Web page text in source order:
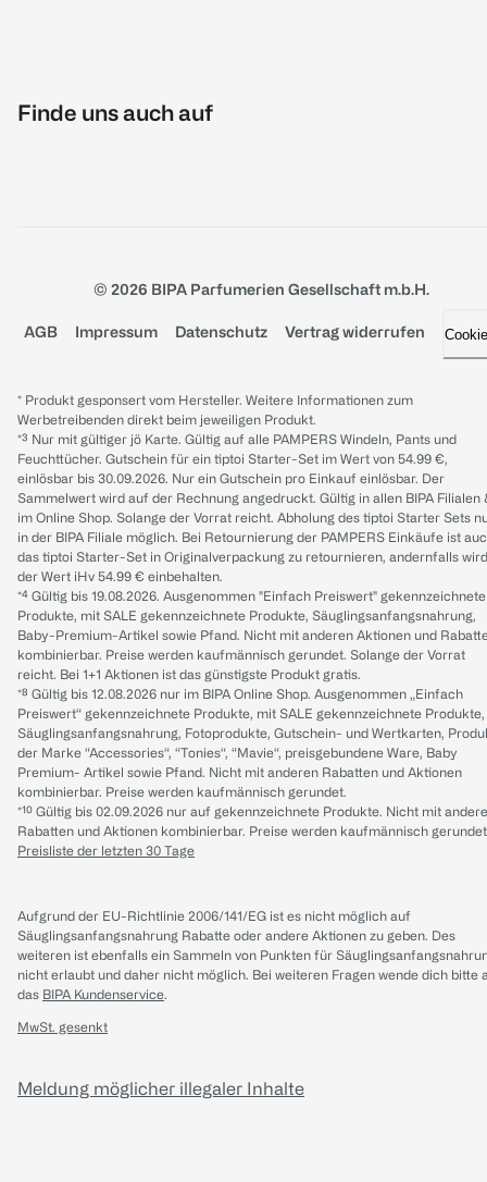
Finde uns auch auf
© 2026 BIPA Parfumerien Gesellschaft m.b.H.
AGB Impressum Datenschutz Vertrag widerrufen
* Produkt gesponsert vom Hersteller. Weitere Informationen zum
Werbetreibenden direkt beim jeweiligen Produkt.
*³ Nur mit gültiger jö Karte. Gültig auf alle PAMPERS Windeln, Pants und
Feuchttücher. Gutschein für ein tiptoi Starter-Set im Wert von 54.99 €,
einlösbar bis 30.09.2026. Nur ein Gutschein pro Einkauf einlösbar. Der
Sammelwert wird auf der Rechnung angedruckt. Gültig in allen BIPA Filialen
im Online Shop. Solange der Vorrat reicht. Abholung des tiptoi Starter Sets
in der BIPA Filiale möglich. Bei Retournierung der PAMPERS Einkäufe ist
das tiptoi Starter-Set in Originalverpackung zu retournieren, andernfalls wird
der Wert iHv 54.99 € einbehalten.
*⁴ Gültig bis 19.08.2026. Ausgenommen "Einfach Preiswert" gekennzeichnete
Produkte, mit SALE gekennzeichnete Produkte, Säuglingsanfangsnahrung,
Baby-Premium-Artikel sowie Pfand. Nicht mit anderen Aktionen und
kombinierbar. Preise werden kaufmännisch gerundet. Solange der Vorrat
reicht. Bei 1+1 Aktionen ist das günstigste Produkt gratis.
*⁸ Gültig bis 12.08.2026 nur im BIPA Online Shop. Ausgenommen „Einfach
Preiswert“ gekennzeichnete Produkte, mit SALE gekennzeichnete Produkte,
Säuglingsanfangsnahrung, Fotoprodukte, Gutschein- und Wertkarten,
der Marke “Accessories“, “Tonies“, “Mavie“, preisgebundene Ware, Baby
Premium- Artikel sowie Pfand. Nicht mit anderen Rabatten und Aktionen
kombinierbar. Preise werden kaufmännisch gerundet.
*¹⁰ Gültig bis 02.09.2026 nur auf gekennzeichnete Produkte. Nicht mit
Rabatten und Aktionen kombinierbar. Preise werden kaufmännisch
Preisliste der letzten 30 Tage
Aufgrund der EU-Richtlinie 2006/141/EG ist es nicht möglich auf
Säuglingsanfangsnahrung Rabatte oder andere Aktionen zu geben. Des
weiteren ist ebenfalls ein Sammeln von Punkten für
nicht erlaubt und daher nicht möglich. Bei weiteren Fragen wende dich bitte
das BIPA Kundenservice.
MwSt. gesenkt
Meldung möglicher illegaler Inhalte